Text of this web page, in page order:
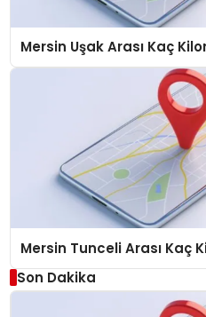
Mersin Uşak Arası Kaç
Mersin Tunceli Arası Kaç
Son Dakika